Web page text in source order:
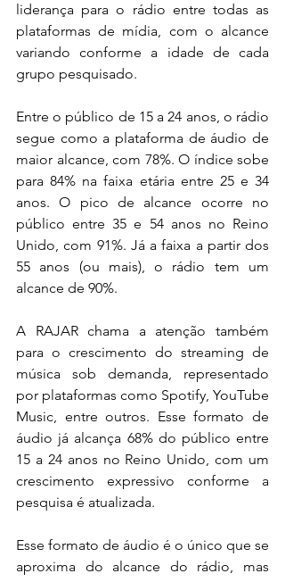
liderança para o rádio entre todas as
plataformas de mídia, com o alcance
variando conforme a idade de cada
grupo pesquisado.
Entre o público de 15 a 24 anos, o rádio
segue como a plataforma de áudio de
maior alcance, com 78%. O índice sobe
para 84% na faixa etária entre 25 e 34
anos. O pico de alcance ocorre no
público entre 35 e 54 anos no Reino
Unido, com 91%. Já a faixa a partir dos
55 anos (ou mais), o rádio tem um
alcance de 90%.
A RAJAR chama a atenção também
para o crescimento do streaming de
música sob demanda, representado
por plataformas como Spotify, YouTube
Music, entre outros. Esse formato de
áudio já alcança 68% do público entre
15 a 24 anos no Reino Unido, com um
crescimento expressivo conforme a
pesquisa é atualizada.
Esse formato de áudio é o único que se
aproxima do alcance do rádio, mas